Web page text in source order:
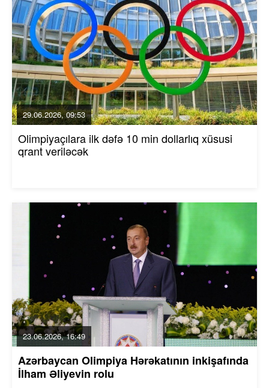
29.06.2026, 09:53
Olimpiyaçılara ilk dəfə 10 min dollarlıq xüsusi
qrant veriləcək
23.06.2026, 16:49
Azərbaycan Olimpiya Hərəkatının inkişafında
İlham Əliyevin rolu